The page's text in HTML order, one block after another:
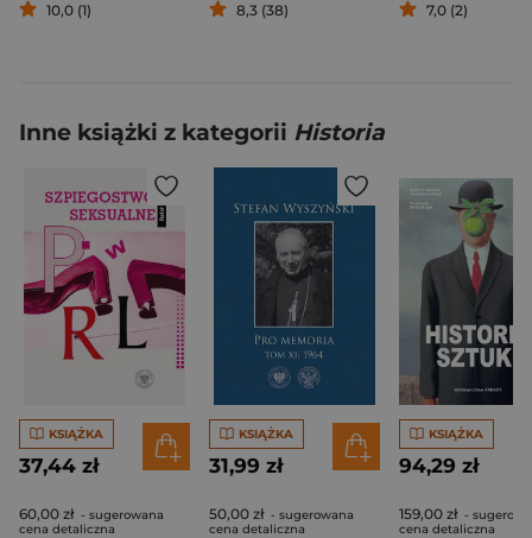
10,0 (1) 8,3 (38) 7,0 (2)
Inne książki z kategorii Historia
KSIĄŻKA
37,44 zł
60,00 zł - sugerowana
cena detaliczna
KSIĄŻKA
31,99 zł
50,00 zł - sugerowana
cena detaliczna
KSIĄŻKA
94,29 zł
159,00 zł -
cena detaliczna